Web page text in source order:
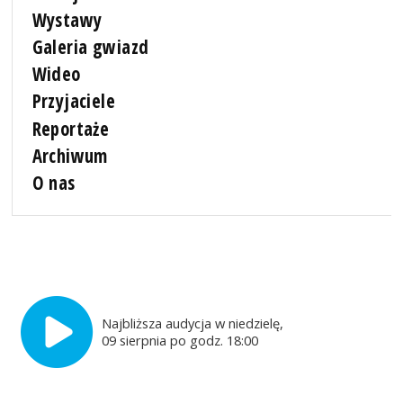
Wystawy
Galeria gwiazd
Wideo
Przyjaciele
Reportaże
Archiwum
O nas
Najbliższa audycja w niedzielę,
09 sierpnia po godz. 18:00